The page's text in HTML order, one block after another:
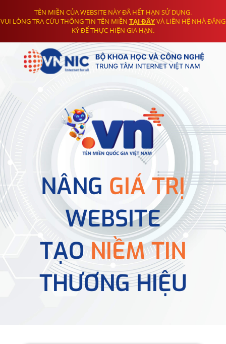
TÊN MIỀN CỦA WEBSITE NÀY ĐÃ HẾT HẠN SỬ DỤNG.
VUI LÒNG TRA CỨU THÔNG TIN TÊN MIỀN TẠI ĐÂYVÀ LIÊN HỆ NHÀ ĐĂNG
KÝ ĐỂ THỰC HIỆN GIA HẠN.
NÂNG GIÁ TRỊ
WEBSITE
TẠONIỀM TIN
THƯƠNG HIỆU